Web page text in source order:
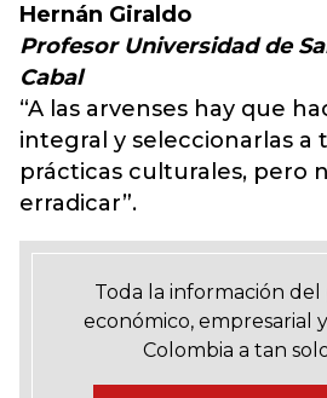
Hernán Giraldo
Profesor Universidad de
Cabal
“A las arvenses hay que
integral y seleccionarlas a
prácticas culturales, pero
erradicar”.
Toda la información
económico, empresarial
Colombia a tan